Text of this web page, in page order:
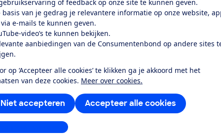
of feedback op onze site te kunnen geven.
basis van je gedrag je relevantere informatie op onze website,
e-mails te kunnen geven.
video’s te kunnen bekijken.
aanbiedingen van de Consumentenbond op andere sites
op ‘Accepteer alle cookies’ te klikken ga je akkoord met het
van deze cookies. Meer over cookies.
Accepteer alle cookies
Niet accepteren
aanpassen
dit product
door de Consumentenbond
Het is een smart-tv met onder meer apps voor Netflix en
Verder is deze tv geschikt voor HDR-beeldmateriaal.
bij Digitenne, kabel-tv en satelliet-tv providers. Je hebt wel